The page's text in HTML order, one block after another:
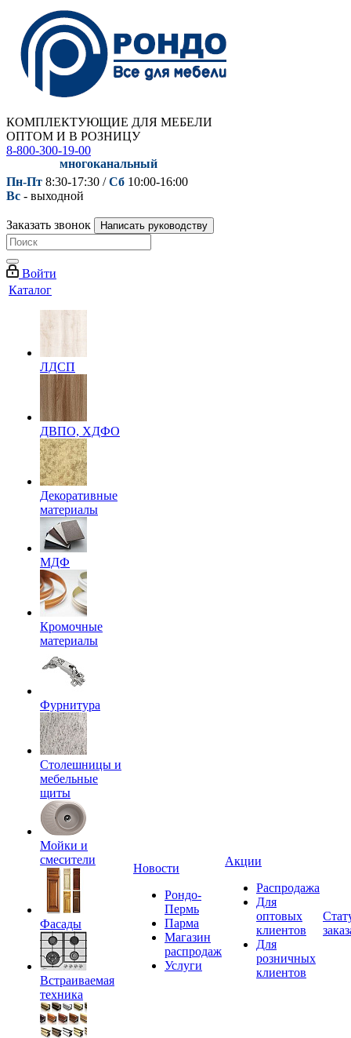
КОМПЛЕКТУЮЩИЕ ДЛЯ МЕБЕЛИ
ОПТОМ И В РОЗНИЦУ
8-800-300-19-00
многоканальный
Пн-Пт 8:30-17:30 /Сб 10:00-16:00
Вс - выходной
Заказать звонок Написать руководству
Войти
Каталог
ЛДСП
ДВПО, ХДФО
Декоративные
материалы
МДФ
Кромочные
материалы
Фурнитура
Столешницы и
мебельные
щиты
Мойки и
смесители
Фасады
Встраиваемая
техника
Новости
Рондо-
Пермь
Парма
Магазин
распродаж
Услуги
Акции
Распродажа
Для
оптовых
клиентов
Для
розничных
клиентов